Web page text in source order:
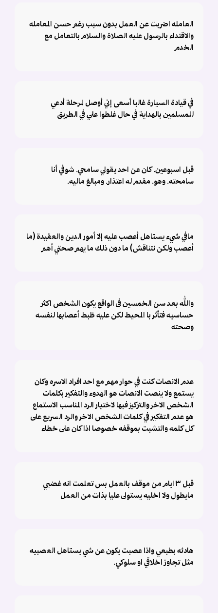
العامله اضربت عن العمل بدون سبب رغم حسن المعامله
والاقتداء بالرسول عليه الصلاة والسلام بالتعامل مع
الخدم
في قيادة السيارة غالبا أسعى إني أوصل لمرحلة أدعي
للمسلمين بالهداية في حال غلطوا علي في الطريق
قبل اسبوعين. كان عن احد يقولي سامحي. شوفي أنا
سامحته. وهو. مقدم له اعتذار. ومبالغ ماليه.
مافي شيء يستاهل أعصب عليه إلا أمور الدين والعقيدة (ما
أعصب ولكن نتناقش) ما دون ذلك ما يهم صحتي أهم
والله بعد سن الخمسين فى الواقع يكون الشخص اكثر
حساسيه فتأثر با المحيط لكن عليه ظبط أعصابها لنفسه
وصحته
عدم الانصات كنت في حوار مهم مع احد افراد الاسره وكان
يستمع ولا ينصت الانصات هو الهدوء والتفكير بكلمات
الشخص الاخر والتركيز فيها لاختيار الرد المناسب الاستماع
هو عدم التفكير في كلمات الشخص الاخر والرد السريع على
كل كلمه والتشبت بموقفه خصوصا اذا كان على خطاء
قبل ٣ ايام من موقف بالعمل بس تعلمت انه غضبي
مايطول ولا اخليه يستولى عليا بذات من العمل
هادئه بطبعي واذا عصبت يكون عن شي يستاهل العصبيه
مثل تجاوز اخلاقي او سلوكي.